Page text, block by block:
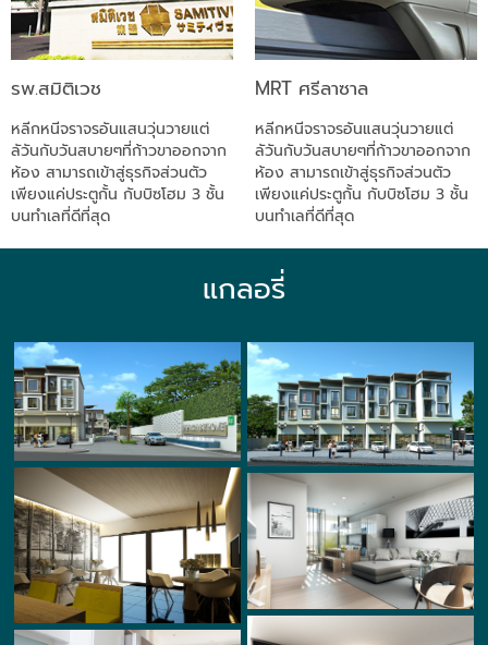
รพ.สมิติเวช
หลีกหนีจราจรอันแสนวุ่นวายแต่
ลัวันกับวันสบายๆที่ก้าวขาออกจาก
ห้อง สามารถเข้าสู่ธุรกิจส่วนตัว
เพียงแค่ประตูกั้น กับบิซโฮม 3 ชั้น
บนทำเลที่ดีที่สุด
MRT ศรีลาซาล
หลีกหนีจราจรอันแสนวุ่นวายแต่
ลัวันกับวันสบายๆที่ก้าวขาออกจาก
ห้อง สามารถเข้าสู่ธุรกิจส่วนตัว
เพียงแค่ประตูกั้น กับบิซโฮม 3 ชั้น
บนทำเลที่ดีที่สุด
แกลอรี่